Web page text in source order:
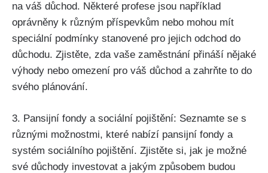
na váš důchod. Některé profese jsou například
oprávněny k různým příspevkům nebo mohou mít
speciální podmínky stanovené pro jejich odchod do
důchodu. Zjistěte, zda vaše zaměstnání přináší nějaké
výhody nebo omezení pro váš důchod a zahrňte to do
svého plánování.
3. Pansijní fondy a sociální pojištění: Seznamte se s
různými možnostmi, které nabízí pansijní fondy a
systém sociálního pojištění. Zjistěte si, jak je možné
své důchody investovat a jakým způsobem budou